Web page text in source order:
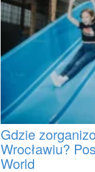
Gdzie
Wrocławiu?
World